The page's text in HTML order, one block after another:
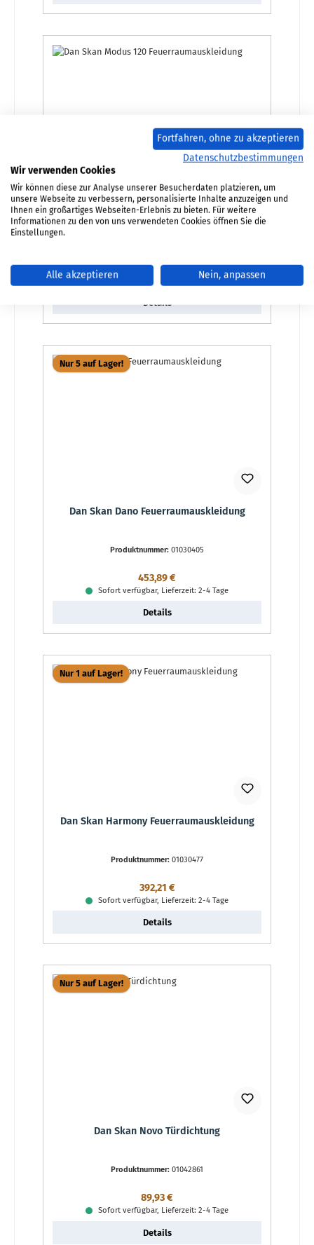
Dan Skan Modus 120 Feuerraumauskleidung
Regulärer Preis:
511,81 €
Lieferzeit ca. 2-3 Wochen
Details
Nur 5 auf Lager!
Dan Skan Dano Feuerraumauskleidung
Produktnummer: 01030405
Regulärer Preis:
453,89 €
Sofort verfügbar, Lieferzeit: 2-4 Tage
Details
Nur 1 auf Lager!
Dan Skan Harmony Feuerraumauskleidung
Produktnummer: 01030477
Regulärer Preis:
392,21 €
Sofort verfügbar, Lieferzeit: 2-4 Tage
Details
Nur 5 auf Lager!
Dan Skan Novo Türdichtung
Produktnummer: 01042861
Regulärer Preis:
89,93 €
Sofort verfügbar, Lieferzeit: 2-4 Tage
Details
Fortfahren, ohne zu akzeptieren
Datenschutzbestimmungen
Wir verwenden Cookies
Wir können diese zur Analyse unserer Besucherdaten platzieren, um
unsere Webseite zu verbessern, personalisierte Inhalte anzuzeigen und
Ihnen ein großartiges Webseiten-Erlebnis zu bieten. Für weitere
Informationen zu den von uns verwendeten Cookies öffnen Sie die
Einstellungen.
Alle akzeptieren Nein, anpassen